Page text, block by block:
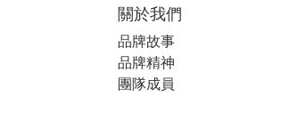
關於我們
品牌故事
品牌精神
團隊成員